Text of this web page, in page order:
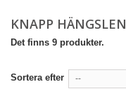
KNAPP HÄNGSLEN
Det finns 9 produkter.
Sortera efter --